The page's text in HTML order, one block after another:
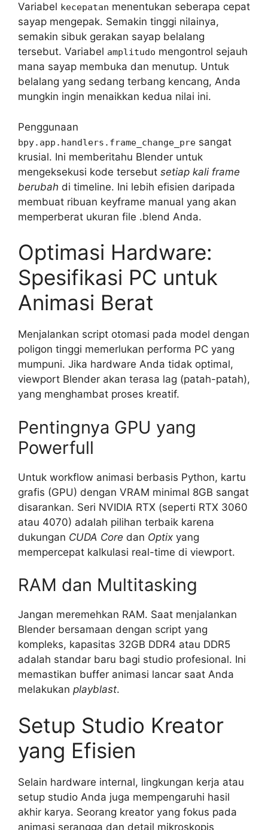
Variabel kecepatan menentukan seberapa cepat
sayap mengepak. Semakin tinggi nilainya,
semakin sibuk gerakan sayap belalang
tersebut. Variabel amplitudo mengontrol sejauh
mana sayap membuka dan menutup. Untuk
belalang yang sedang terbang kencang, Anda
mungkin ingin menaikkan kedua nilai ini.
Penggunaan
bpy.app.handlers.frame_change_pre sangat
krusial. Ini memberitahu Blender untuk
mengeksekusi kode tersebut setiap kali frame
berubah di timeline. Ini lebih efisien daripada
membuat ribuan keyframe manual yang akan
memperberat ukuran file .blend Anda.
Optimasi Hardware:
Spesifikasi PC untuk
Animasi Berat
Menjalankan script otomasi pada model dengan
poligon tinggi memerlukan performa PC yang
mumpuni. Jika hardware Anda tidak optimal,
viewport Blender akan terasa lag (patah-patah),
yang menghambat proses kreatif.
Pentingnya GPU yang
Powerfull
Untuk workflow animasi berbasis Python, kartu
grafis (GPU) dengan VRAM minimal 8GB sangat
disarankan. Seri NVIDIA RTX (seperti RTX 3060
atau 4070) adalah pilihan terbaik karena
dukungan CUDA Core dan Optix yang
mempercepat kalkulasi real-time di viewport.
RAM dan Multitasking
Jangan meremehkan RAM. Saat menjalankan
Blender bersamaan dengan script yang
kompleks, kapasitas 32GB DDR4 atau DDR5
adalah standar baru bagi studio profesional. Ini
memastikan buffer animasi lancar saat Anda
melakukan playblast.
Setup Studio Kreator
yang Efisien
Selain hardware internal, lingkungan kerja atau
setup studio Anda juga mempengaruhi hasil
akhir karya. Seorang kreator yang fokus pada
animasi serangga dan detail mikroskopis